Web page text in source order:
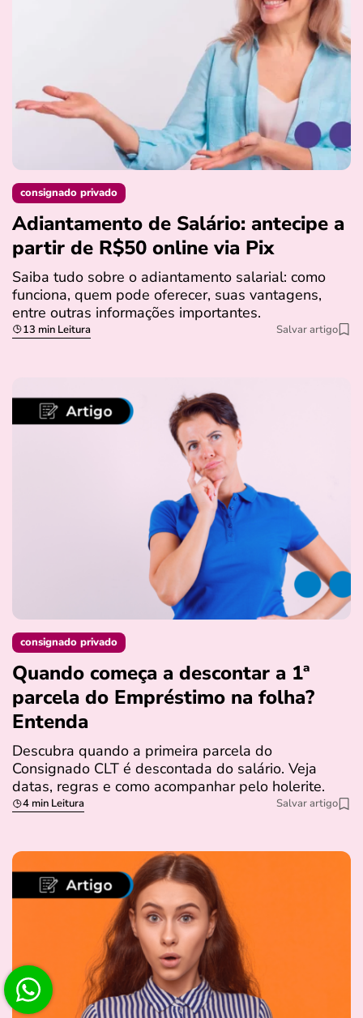
consignado privado
Adiantamento de Salário: antecipe a
partir de R$50 online via Pix
Saiba tudo sobre o adiantamento salarial: como
funciona, quem pode oferecer, suas vantagens,
entre outras informações importantes.
13 min Leitura Salvar artigo
consignado privado
Quando começa a descontar a 1ª
parcela do Empréstimo na folha?
Entenda
Descubra quando a primeira parcela do
Consignado CLT é descontada do salário. Veja
datas, regras e como acompanhar pelo holerite.
4 min Leitura Salvar artigo